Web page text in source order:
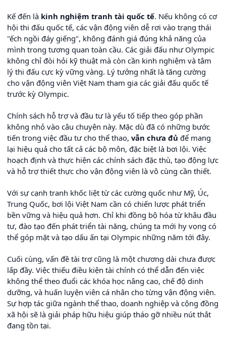
Kế đến là kinh nghiệm tranh tài quốc tế. Nếu không có cơ
hội thi đấu quốc tế, các vận động viên dễ rơi vào trạng thái
"ếch ngồi đáy giếng", không đánh giá đúng khả năng của
mình trong tương quan toàn cầu. Các giải đấu như Olympic
không chỉ đòi hỏi kỹ thuật mà còn cần kinh nghiệm và tâm
lý thi đấu cực kỳ vững vàng. Lý tưởng nhất là tăng cường
cho vận động viên Việt Nam tham gia các giải đấu quốc tế
trước kỳ Olympic.
Chính sách hỗ trợ và đầu tư là yếu tố tiếp theo góp phần
không nhỏ vào câu chuyện này. Mặc dù đã có những bước
tiến trong việc đầu tư cho thể thao, vẫn chưa đủ để mang
lại hiệu quả cho tất cả các bộ môn, đặc biệt là bơi lội. Việc
hoạch định và thực hiện các chính sách đặc thù, tạo động lực
và hỗ trợ thiết thực cho vận động viên là vô cùng cần thiết.
Với sự cạnh tranh khốc liệt từ các cường quốc như Mỹ, Úc,
Trung Quốc, bơi lội Việt Nam cần có chiến lược phát triển
bền vững và hiệu quả hơn. Chỉ khi đồng bộ hóa từ khâu đầu
tư, đào tạo đến phát triển tài năng, chúng ta mới hy vọng có
thể góp mặt và tạo dấu ấn tại Olympic những năm tới đây.
Cuối cùng, vấn đề tài trợ cũng là một chương dài chưa được
lấp đầy. Việc thiếu điều kiện tài chính có thể dẫn đến việc
không thể theo đuổi các khóa học nâng cao, chế độ dinh
dưỡng, và huấn luyện viên cá nhân cho từng vận động viên.
Sự hợp tác giữa ngành thể thao, doanh nghiệp và cộng đồng
xã hội sẽ là giải pháp hữu hiệu giúp tháo gỡ nhiều nút thắt
đang tồn tại.